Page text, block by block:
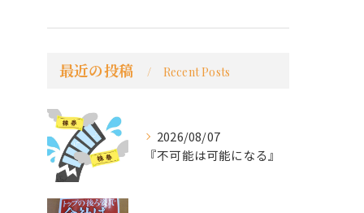
最近の投稿 Recent Posts
2026/08/07
『不可能は可能になる』